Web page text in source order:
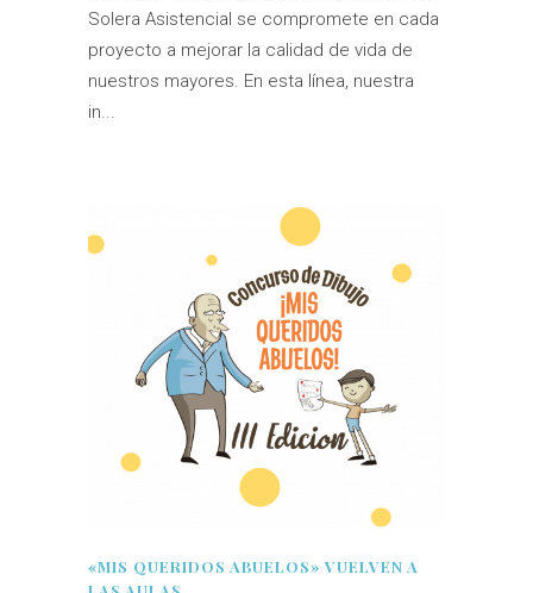
Solera Asistencial se compromete en cada
proyecto a mejorar la calidad de vida de
nuestros mayores. En esta línea, nuestra
in...
«MIS QUERIDOS ABUELOS» VUELVEN A